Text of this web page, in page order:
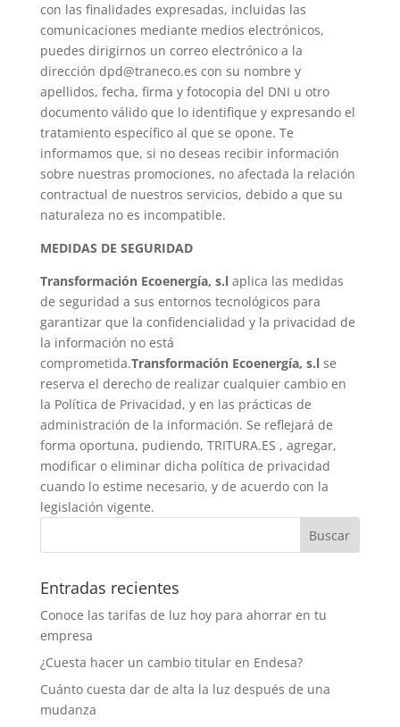
con las finalidades expresadas, incluidas las
comunicaciones mediante medios electrónicos,
puedes dirigirnos un correo electrónico a la
dirección dpd@traneco.es con su nombre y
apellidos, fecha, firma y fotocopia del DNI u otro
documento válido que lo identifique y expresando el
tratamiento específico al que se opone. Te
informamos que, si no deseas recibir información
sobre nuestras promociones, no afectada la relación
contractual de nuestros servicios, debido a que su
naturaleza no es incompatible.
MEDIDAS DE SEGURIDAD
Transformación Ecoenergía, s.laplica las medidas
de seguridad a sus entornos tecnológicos para
garantizar que la confidencialidad y la privacidad de
la información no está
comprometida.Transformación Ecoenergía, s.lse
reserva el derecho de realizar cualquier cambio en
la Política de Privacidad, y en las prácticas de
administración de la información. Se reflejará de
forma oportuna, pudiendo, TRITURA.ES , agregar,
modificar o eliminar dicha política de privacidad
cuando lo estime necesario, y de acuerdo con la
legislación vigente.
Entradas recientes
Conoce las tarifas de luz hoy para ahorrar en tu
empresa
¿Cuesta hacer un cambio titular en Endesa?
Cuánto cuesta dar de alta la luz después de una
mudanza